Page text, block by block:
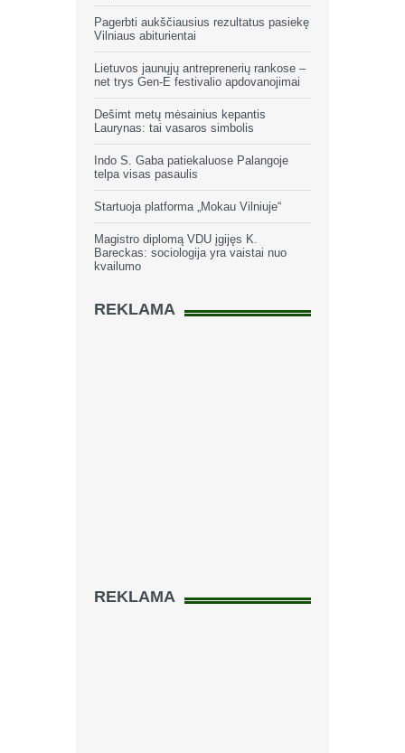
Pagerbti aukščiausius rezultatus pasiekę
Vilniaus abiturientai
Lietuvos jaunųjų antreprenerių rankose –
net trys Gen-E festivalio apdovanojimai
Dešimt metų mėsainius kepantis
Laurynas: tai vasaros simbolis
Indo S. Gaba patiekaluose Palangoje
telpa visas pasaulis
Startuoja platforma „Mokau Vilniuje“
Magistro diplomą VDU įgijęs K.
Bareckas: sociologija yra vaistai nuo
kvailumo
REKLAMA
REKLAMA